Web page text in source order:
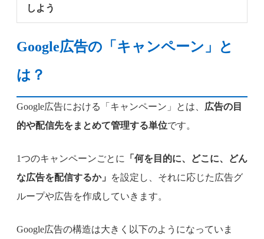
しよう
Google広告の「キャンペーン」と
は？
Google広告における「キャンペーン」とは、 広告の目
的や配信先をまとめて管理する単位です。
1つのキャンペーンごとに
「何を目的に、どこに、どん
な広告を配信するか」
を設定し、それに応じた広告グ
ループや広告を作成していきます。
Google広告の構造は大きく以下のようになっていま